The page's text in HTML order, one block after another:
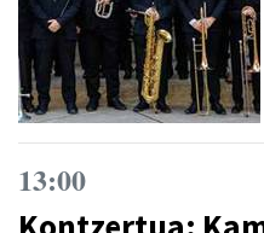
13:00